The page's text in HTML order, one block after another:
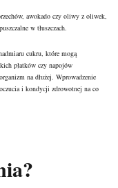
awokado czy oliwy z oliwek,
w tłuszczach.
cukru, które mogą
płatków czy napojów
na dłużej. Wprowadzenie
i kondycji zdrowotnej na co